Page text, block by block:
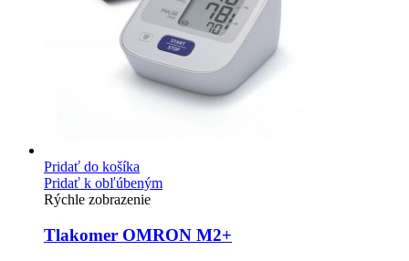
Pridať do košíka
Pridať k obľúbeným
Rýchle zobrazenie
Tlakomer OMRON M2+